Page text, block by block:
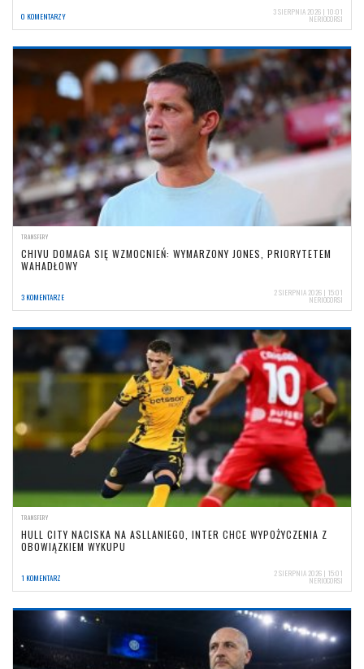
0 KOMENTARZY 3 SIERPNIA 2026 | 10:01
NERIOCORSI
TRANSFERY
CHIVU DOMAGA SIĘ WZMOCNIEŃ: WYMARZONY JONES, PRIORYTETEM
WAHADŁOWY
3 KOMENTARZE 2 SIERPNIA 2026 | 15:01
NERIOCORSI
TRANSFERY
HULL CITY NACISKA NA ASLLANIEGO, INTER CHCE WYPOŻYCZENIA Z
OBOWIĄZKIEM WYKUPU
1 KOMENTARZ 2 SIERPNIA 2026 | 15:01
NERIOCORSI